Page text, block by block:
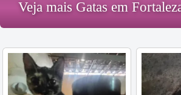
Veja mais Gatas em